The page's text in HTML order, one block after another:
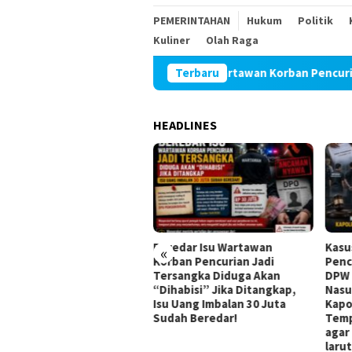
PEMERINTAHAN Hukum Politik
Kuliner
Olah Raga
Terbaru
Beredar Isu Wartawan Korban Pencurian Jadi
HEADLINES
«
Kasus Saling Lapor Korban
Pencurian dan Pelaku, Ketua
DPW FRN Sumut Roy
Nasution Minta
Kapolrestabes Medan
Tempuh Restorative Justice
dan